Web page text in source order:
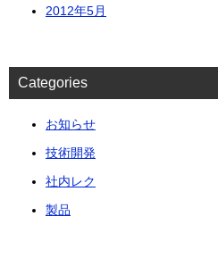
2012年5月
Categories
お知らせ
技術開発
社内レク
製品